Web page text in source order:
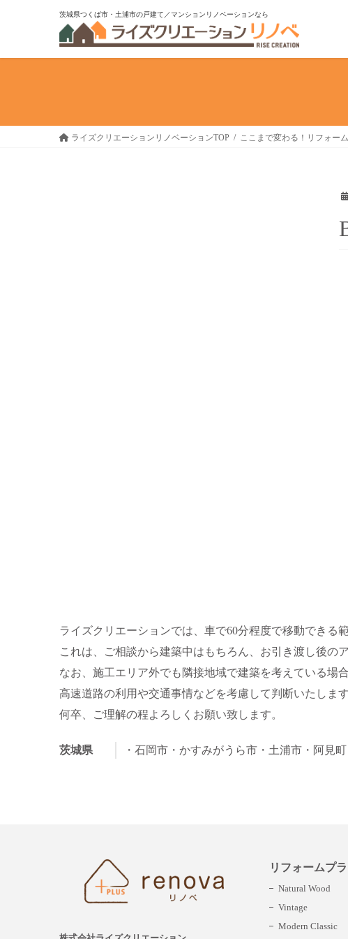
ン
キ
ー
に
茨城県つくば市・土浦市の戸建て／マンションリノベーションなら
ライズクリエーションリノベーションTOP ここまで変わる！リフォー
ライズクリエーションでは、車で60分程度で移動できる
これは、ご相談から建築中はもちろん、お引き渡し後の
なお、施工エリア外でも隣接地域で建築を考えている場
高速道路の利用や交通事情などを考慮して判断いたします
何卒、ご理解の程よろしくお願い致します。
茨城県 ・石岡市 ・かすみがうら市 ・土浦市 ・阿見町
リフォームプ
Natural Wood
Vintage
Modern Classic